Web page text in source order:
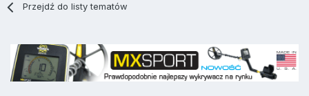
Przejdź do listy tematów